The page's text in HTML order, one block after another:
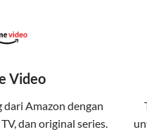
(IndiHome/Telkomsel
Video
dari Amazon dengan
dan original series.